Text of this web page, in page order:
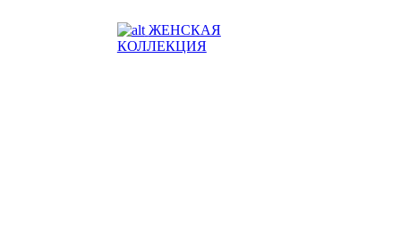
ЖЕНСКАЯ
КОЛЛЕКЦИЯ